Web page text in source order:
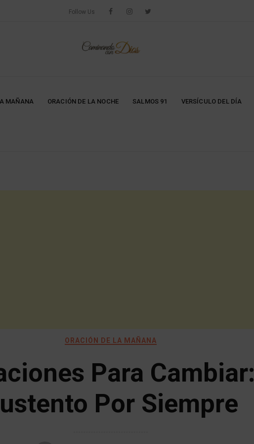
Follow Us
MAÑANA ORACIÓN DE LA NOCHE SALMOS 91 VERSÍCULO DEL DÍA
ORACIÓN DE LA MAÑANA
Para Cambiar:
Por Siempre